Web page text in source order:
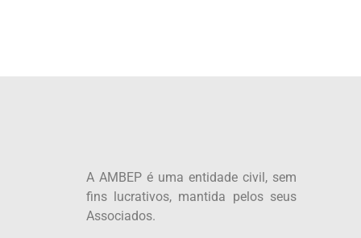
A AMBEP é uma entidade civil, sem
fins lucrativos, mantida pelos seus
Associados.